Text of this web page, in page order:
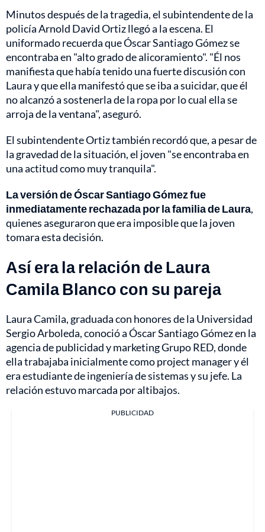
Minutos después de la tragedia, el subintendente de la
policía Arnold David Ortiz llegó a la escena. El
uniformado recuerda que Óscar Santiago Gómez se
encontraba en "alto grado de alicoramiento". "Él nos
manifiesta que había tenido una fuerte discusión con
Laura y que ella manifestó que se iba a suicidar, que él
no alcanzó a sostenerla de la ropa por lo cual ella se
arroja de la ventana", aseguró.
El subintendente Ortiz también recordó que, a pesar de
la gravedad de la situación, el joven "se encontraba en
una actitud como muy tranquila".
La versión de Óscar Santiago Gómez fue
inmediatamente rechazada por la familia de Laura,
quienes aseguraron que era imposible que la joven
tomara esta decisión.
Así era la relación de Laura
Camila Blanco con su pareja
Laura Camila, graduada con honores de la Universidad
Sergio Arboleda, conoció a Óscar Santiago Gómez en la
agencia de publicidad y marketing Grupo RED, donde
ella trabajaba inicialmente como project manager y él
era estudiante de ingeniería de sistemas y su jefe. La
relación estuvo marcada por altibajos.
PUBLICIDAD